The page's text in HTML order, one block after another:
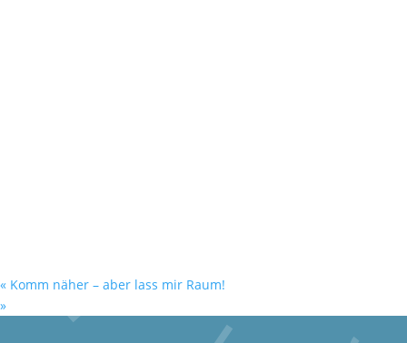
« Komm näher – aber lass mir Raum!
»